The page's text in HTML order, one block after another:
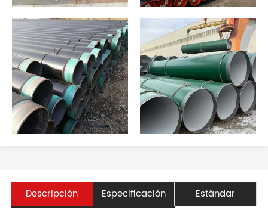
Descripción Especificación
Estándar